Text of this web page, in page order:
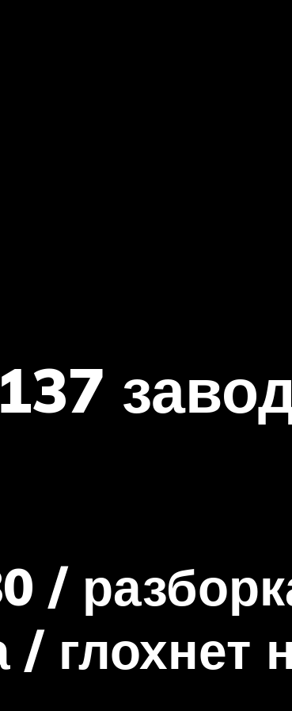
/
глохнет